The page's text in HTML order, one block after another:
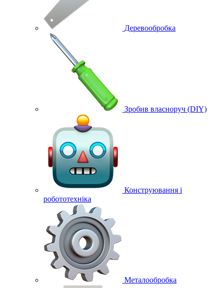
Деревообробка
Зробив власноруч (DIY)
Конструювання і
робототехніка
Металообробка